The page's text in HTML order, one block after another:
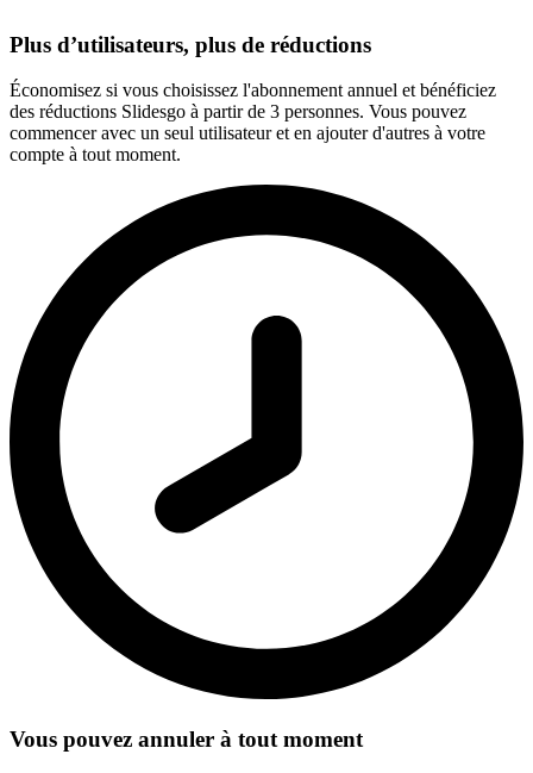
Plus d’utilisateurs, plus de réductions
Économisez si vous choisissez l'abonnement annuel et bénéficiez
des réductions Slidesgo à partir de 3 personnes. Vous pouvez
commencer avec un seul utilisateur et en ajouter d'autres à votre
compte à tout moment.
Vous pouvez annuler à tout moment